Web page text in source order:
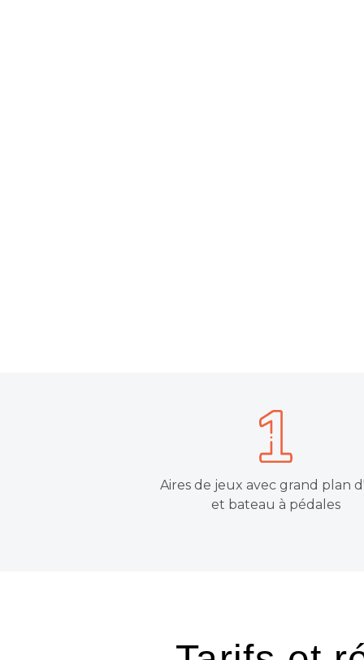
Aires de jeux avec grand plan
et bateau à pédales